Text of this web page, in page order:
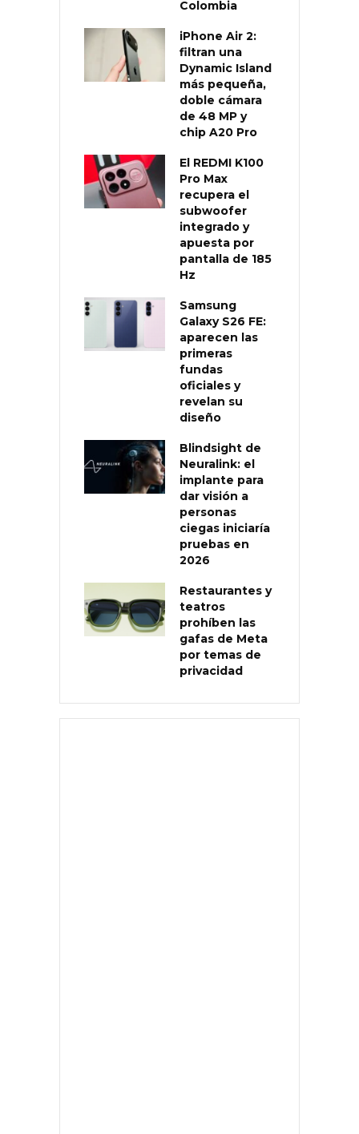
Colombia
iPhone Air 2:
filtran una
Dynamic Island
más pequeña,
doble cámara
de 48 MP y
chip A20 Pro
El REDMI K100
Pro Max
recupera el
subwoofer
integrado y
apuesta por
pantalla de 185
Hz
Samsung
Galaxy S26 FE:
aparecen las
primeras
fundas
oficiales y
revelan su
diseño
Blindsight de
Neuralink: el
implante para
dar visión a
personas
ciegas iniciaría
pruebas en
2026
Restaurantes y
teatros
prohíben las
gafas de Meta
por temas de
privacidad